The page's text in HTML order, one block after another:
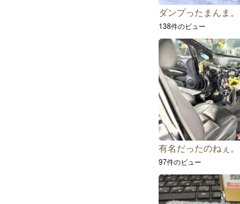
ダンプったまんま。
138件のビュー
有名だったのねぇ。
97件のビュー